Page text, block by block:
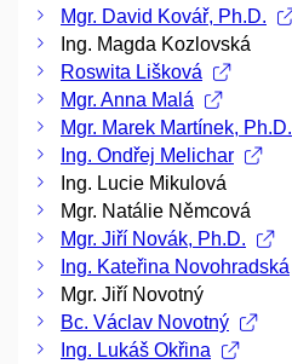
Mgr. David Kovář, Ph.D.
Ing. Magda Kozlovská
Roswita Lišková
Mgr. Anna Malá
Mgr. Marek Martínek, Ph.D.
Ing. Ondřej Melichar
Ing. Lucie Mikulová
Mgr. Natálie Němcová
Mgr. Jiří Novák, Ph.D.
Ing. Kateřina Novohradská
Mgr. Jiří Novotný
Bc. Václav Novotný
Ing. Lukáš Okřina